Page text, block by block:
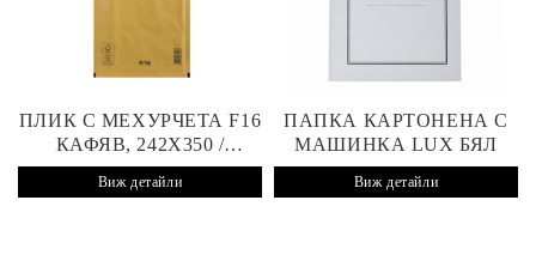
ПЛИК С МЕХУРЧЕТА F16
КАФЯВ, 242X350 /
220X340 MM, СТИКЕР
Виж детайли
ПАПКА КАРТОНЕНА С
МАШИНКА LUX БЯЛ
Виж детайли